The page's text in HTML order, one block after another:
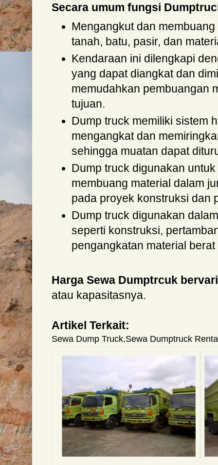
Secara umum fungsi
Mengangkut dan
tanah, batu, pasir, dan
Kendaraan ini dilengkapi
yang dapat diangkat dan
memudahkan pembuangan
tujuan.
Dump truck memiliki sistem
mengangkat dan
sehingga muatan dapat
Dump truck digunakan
membuang material dalam
pada proyek konstruksi dan
Dump truck digunakan
seperti konstruksi,
pengangkatan material
Harga Sewa Dumptrcuk
atau kapasitasnya.
Artikel Terkait:
Sewa Dump Truck,Sewa Dumptruck